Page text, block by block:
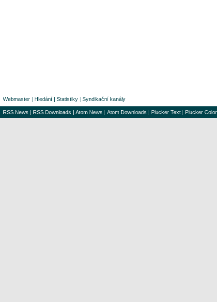
Webmaster | Hledání | Statistiky | Syndikační kanály
RSS News | RSS Downloads | Atom News | Atom Downloads | Plucker Text | Plucker Color